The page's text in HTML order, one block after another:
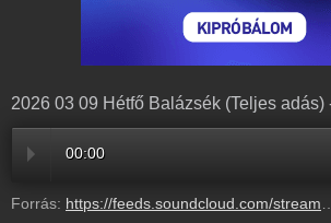
2026 03 09 Hétfő Balázsék (Teljes adás)
00:00
Forrás: https://feeds.soundcloud.com/stream/2280121412-balazsek-2026-03-09-h-tf-bal-zs-k.mp3